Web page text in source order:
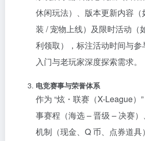
休闲玩法）、版本更新内容
装 / 宠物上线）及限时活动（
利领取），标注活动时间与
入门与老玩家深度探索需求。
电竞赛事与荣誉体系
作为 “炫・联赛（X-League）
事赛程（海选 – 晋级 – 决赛
机制（现金、Q 币、点券道